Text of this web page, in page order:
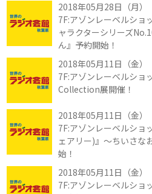
2018年05月28日（月）
7F:アゾンレーベルショ
ャラクターシリーズ
ん』予約開始！
2018年05月11日（金）
7F:アゾンレーベルシ
Collection展開催！
2018年05月11日（金）
7F:アゾンレーベルショ
ェアリー)』～ちいさな
始！
2018年05月11日（金）
7F:アゾンレーベルショ